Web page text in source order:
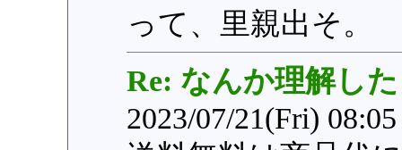
って、里親出そ。
Re: なんか理解した
2023/07/21(Fri)